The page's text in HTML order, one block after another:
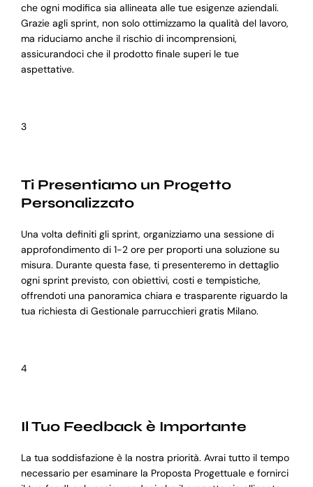
che ogni modifica sia allineata alle tue esigenze aziendali.
Grazie agli sprint, non solo ottimizzamo la qualità del lavoro,
ma riduciamo anche il rischio di incomprensioni,
assicurandoci che il prodotto finale superi le tue
aspettative.
3
Ti Presentiamo un Progetto
Personalizzato
Una volta definiti gli sprint, organizziamo una sessione di
approfondimento di 1-2 ore per proporti una soluzione su
misura. Durante questa fase, ti presenteremo in dettaglio
ogni sprint previsto, con obiettivi, costi e tempistiche,
offrendoti una panoramica chiara e trasparente riguardo la
tua richiesta di Gestionale parrucchieri gratis Milano.
4
Il Tuo Feedback è Importante
La tua soddisfazione è la nostra priorità. Avrai tutto il tempo
necessario per esaminare la Proposta Progettuale e fornirci